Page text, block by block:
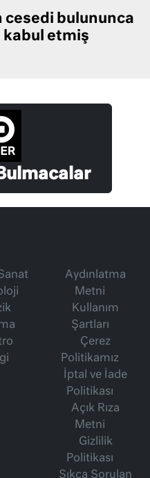
cesedi bulununca
kabul etmiş
Aydınlatma
Metni
Kullanım
Şartları
Çerez
Politikamız
İptal ve İade
Politikası
Açık Rıza
Metni
Gizlilik
Politikası
Sıkça Sorulan